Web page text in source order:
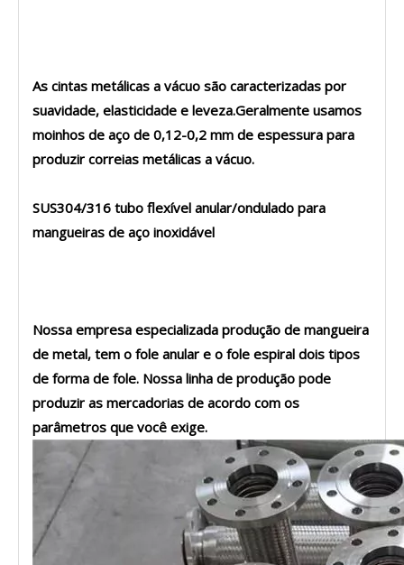
As cintas metálicas a vácuo são caracterizadas por
suavidade, elasticidade e leveza.Geralmente usamos
moinhos de aço de 0,12-0,2 mm de espessura para
produzir correias metálicas a vácuo.
SUS304/316 tubo flexível anular/ondulado para
mangueiras de aço inoxidável
Nossa empresa especializada produção de mangueira
de metal, tem o fole anular e o fole espiral dois tipos
de forma de fole. Nossa linha de produção pode
produzir as mercadorias de acordo com os
parâmetros que você exige.